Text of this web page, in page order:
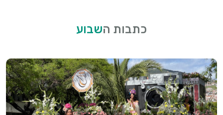
כתבות השבוע